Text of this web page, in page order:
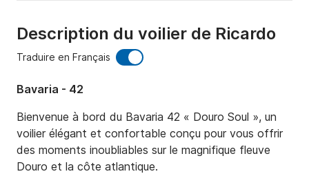
Description du voilier de Ricardo
Traduire en Français
Bavaria - 42
Bienvenue à bord du Bavaria 42 « Douro Soul », un
voilier élégant et confortable conçu pour vous offrir
des moments inoubliables sur le magnifique fleuve
Douro et la côte atlantique.